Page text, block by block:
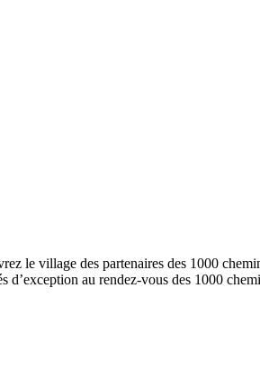
le village des partenaires des 1000
d’exception au rendez-vous des 1000